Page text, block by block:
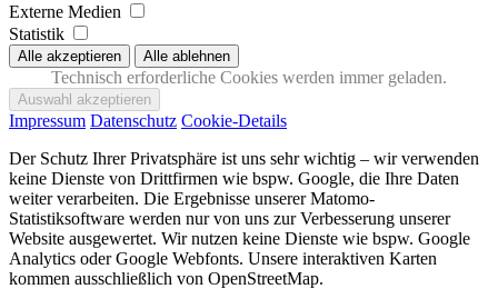
Externe Medien
Statistik
Technisch erforderliche Cookies werden immer geladen.
Impressum Datenschutz Cookie-Details
Der Schutz Ihrer Privatsphäre ist uns sehr wichtig – wir verwenden
keine Dienste von Drittfirmen wie bspw. Google, die Ihre Daten
weiter verarbeiten. Die Ergebnisse unserer Matomo-
Statistiksoftware werden nur von uns zur Verbesserung unserer
Website ausgewertet. Wir nutzen keine Dienste wie bspw. Google
Analytics oder Google Webfonts. Unsere interaktiven Karten
kommen ausschließlich von OpenStreetMap.